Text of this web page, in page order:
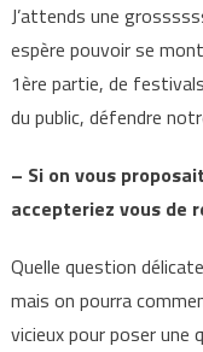
J’attends une
espère pouvoir se
1ère partie, de
du public, défendre
– Si on vous
accepteriez vous de
Quelle question
mais on pourra
vicieux pour poser